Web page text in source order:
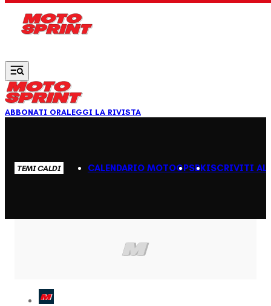
ABBONATI ORALEGGI LA RIVISTA
TEMI CALDI CALENDARIO MOTOGPSBKISCRIVITI AL